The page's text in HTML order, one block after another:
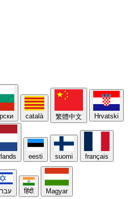
català 繁體中文 Hrvatski
eesti suomi français
हिंदी Magyar